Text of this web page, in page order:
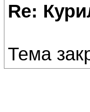
Re:
Тема